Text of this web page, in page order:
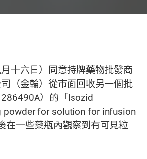
十六日）同意持牌藥物批發商
（金輪）從市面回收另一個批
）的「Isozid
powder for solution for infusion
在一些藥瓶內觀察到有可見粒